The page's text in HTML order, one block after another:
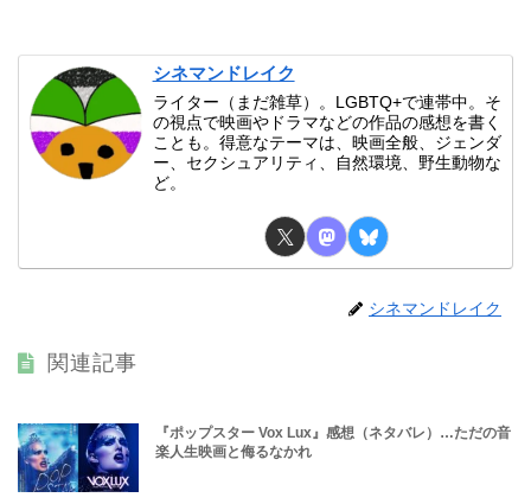
シネマンドレイク
ライター（まだ雑草）。LGBTQ+で連帯中。そ
の視点で映画やドラマなどの作品の感想を書く
ことも。得意なテーマは、映画全般、ジェンダ
ー、セクシュアリティ、自然環境、野生動物な
ど。
シネマンドレイク
関連記事
『ポップスター Vox Lux』感想（ネタバレ）…ただの音
楽人生映画と侮るなかれ